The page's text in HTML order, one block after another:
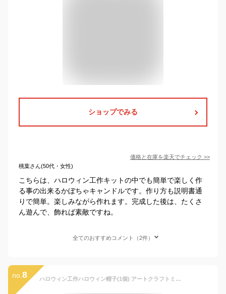
ショップでみる
価格と在庫を楽天でチェック >>
桃葉さん(50代・女性)
こちらは、ハロウィン工作キットの中でも簡単で楽しく作
る事の出来るかぼちゃキャンドルです。作り方も説明書通
りで簡単。楽しみながら作れます。完成した後は、たくさ
ん遊んで、飾れば素敵ですね。
全てのおすすめコメント（2件）
no. 8 ハロウィン工作ハロウィン帽子(1個) アートクラフトミュージアム 工作キット 子供アート 美術 ドリームキット